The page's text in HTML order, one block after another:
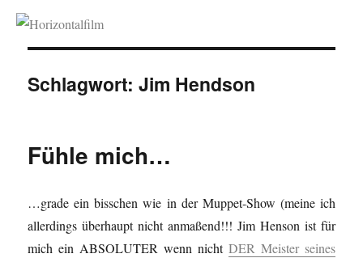
Horizontalfilm
Schlagwort:Jim Hendson
Fühle mich…
…grade ein bisschen wie in der Muppet-Show (meine ich
allerdings überhaupt nicht anmaßend!!! Jim Henson ist für
mich ein ABSOLUTER wenn nicht DER Meister seines